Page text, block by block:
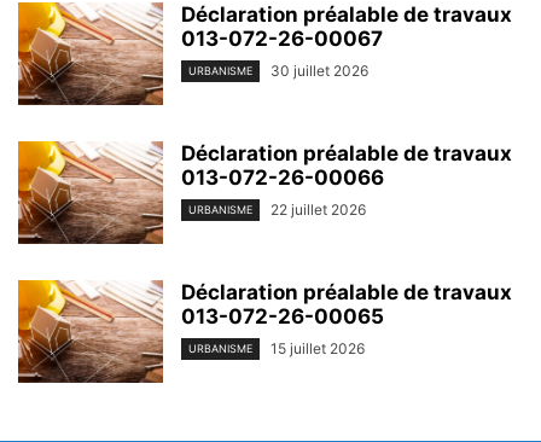
Déclaration préalable de travaux
013-072-26-00067
URBANISME 30 juillet 2026
Déclaration préalable de travaux
013-072-26-00066
URBANISME 22 juillet 2026
Déclaration préalable de travaux
013-072-26-00065
URBANISME 15 juillet 2026